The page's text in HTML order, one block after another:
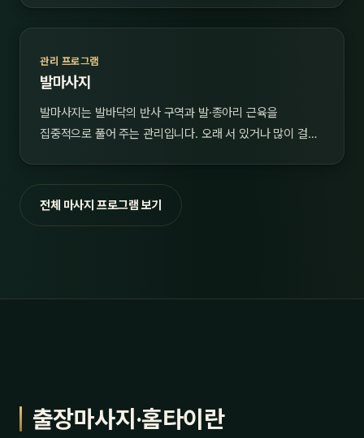
관리 프로그램
발마사지
발마사지는 발바닥의 반사 구역과 발·종아리 근육을
집중적으로 풀어 주는 관리입니다. 오래 서 있거나 많이 걸…
전체 마사지 프로그램 보기
출장마사지·홈타이란